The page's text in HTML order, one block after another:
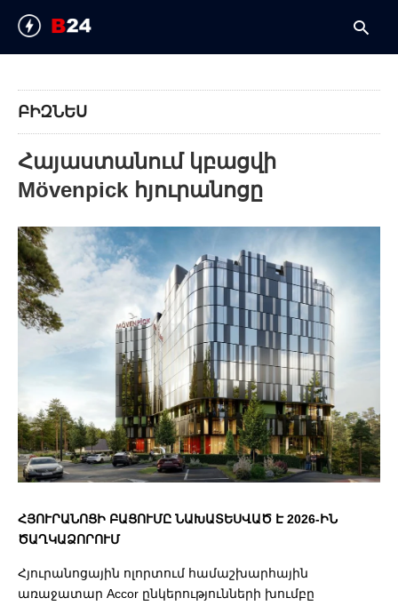
ԲԻԶՆԵՍ
Հայաստանում կբացվի
Mövenpick հյուրանոցը
ՀՅՈՒՐԱՆՈՑԻ ԲԱՑՈՒՄԸ ՆԱԽԱՏԵՍՎԱԾ Է 2026-ԻՆ
ԾԱՂԿԱՁՈՐՈՒՄ
Հյուրանոցային ոլորտում համաշխարհային
առաջատար Accor ընկերությունների խումբը